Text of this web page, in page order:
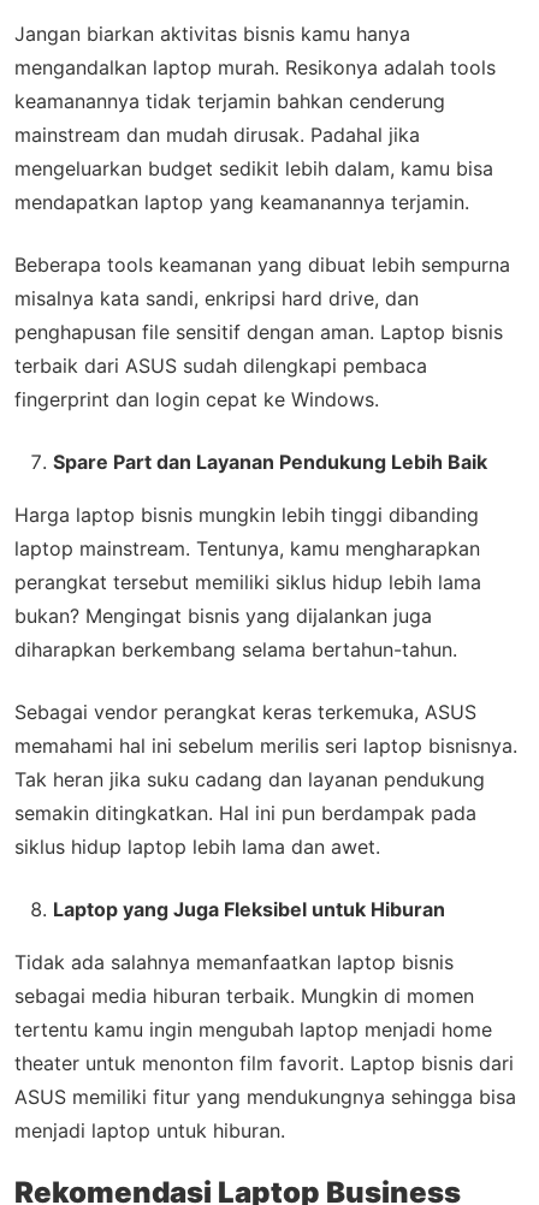
Jangan biarkan aktivitas bisnis kamu hanya
mengandalkan laptop murah. Resikonya adalah tools
keamanannya tidak terjamin bahkan cenderung
mainstream dan mudah dirusak. Padahal jika
mengeluarkan budget sedikit lebih dalam, kamu bisa
mendapatkan laptop yang keamanannya terjamin.
Beberapa tools keamanan yang dibuat lebih sempurna
misalnya kata sandi, enkripsi hard drive, dan
penghapusan file sensitif dengan aman. Laptop bisnis
terbaik dari ASUS sudah dilengkapi pembaca
fingerprint dan login cepat ke Windows.
Spare Part dan Layanan Pendukung Lebih Baik
Harga laptop bisnis mungkin lebih tinggi dibanding
laptop mainstream. Tentunya, kamu mengharapkan
perangkat tersebut memiliki siklus hidup lebih lama
bukan? Mengingat bisnis yang dijalankan juga
diharapkan berkembang selama bertahun-tahun.
Sebagai vendor perangkat keras terkemuka, ASUS
memahami hal ini sebelum merilis seri laptop bisnisnya.
Tak heran jika suku cadang dan layanan pendukung
semakin ditingkatkan. Hal ini pun berdampak pada
siklus hidup laptop lebih lama dan awet.
Laptop yang Juga Fleksibel untuk Hiburan
Tidak ada salahnya memanfaatkan laptop bisnis
sebagai media hiburan terbaik. Mungkin di momen
tertentu kamu ingin mengubah laptop menjadi home
theater untuk menonton film favorit. Laptop bisnis dari
ASUS memiliki fitur yang mendukungnya sehingga bisa
menjadi laptop untuk hiburan.
Rekomendasi Laptop Business